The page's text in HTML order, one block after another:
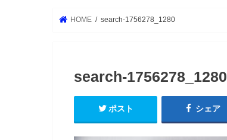
HOME search-1756278_1280
search-1756278_1280
ポスト シェア